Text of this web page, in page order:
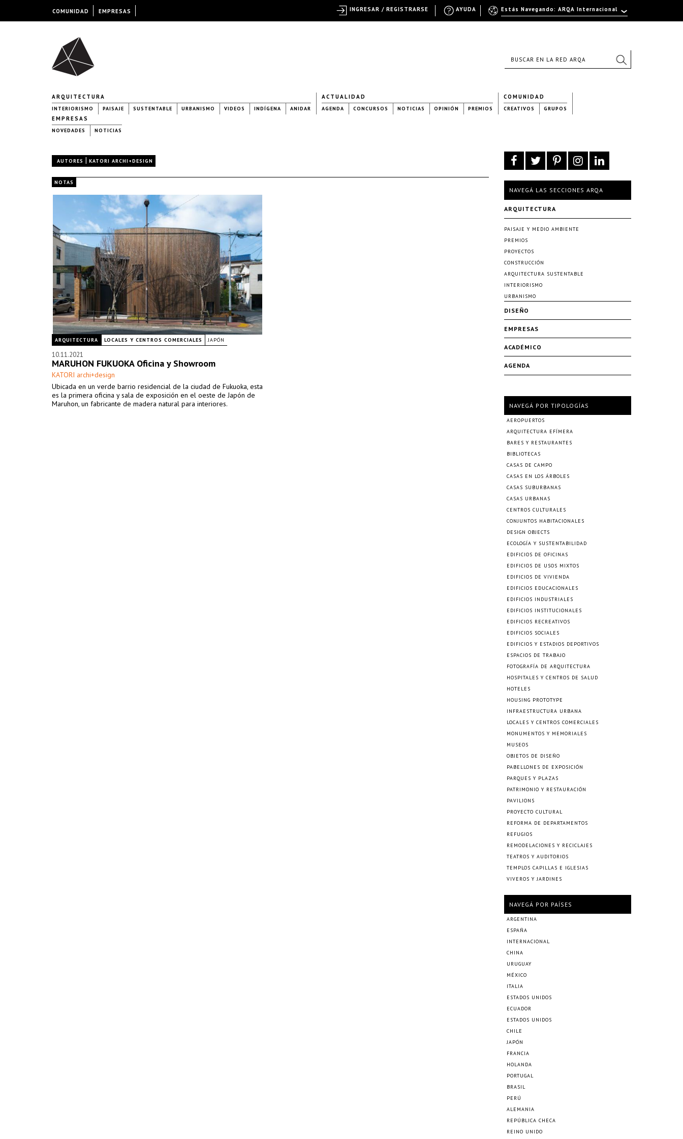
ARQUITECTURA
INTERIORISMO PAISAJE SUSTENTABLE URBANISMO VIDEOS INDÍGENA ANIDAR
ACTUALIDAD
AGENDA CONCURSOS NOTICIAS OPINIÓN PREMIOS
COMUNIDAD
CREATIVOS GRUPOS
EMPRESAS
NOVEDADES NOTICIAS
AUTORES | KATORI ARCHI+DESIGN
NOTAS
ARQUITECTURA LOCALES Y CENTROS COMERCIALES JAPÓN
10.11.2021
MARUHON FUKUOKA Oficina y Showroom
KATORI archi+design
Ubicada en un verde barrio residencial de la ciudad de Fukuoka, esta
es la primera oficina y sala de exposición en el oeste de Japón de
Maruhon, un fabricante de madera natural para interiores.
NAVEGÁ LAS SECCIONES ARQA
ARQUITECTURA
PAISAJE Y MEDIO AMBIENTE
PREMIOS
PROYECTOS
CONSTRUCCIÓN
ARQUITECTURA SUSTENTABLE
INTERIORISMO
URBANISMO
DISEÑO
EMPRESAS
ACADÉMICO
AGENDA
NAVEGÁ POR TIPOLOGÍAS
AEROPUERTOS
ARQUITECTURA EFÍMERA
BARES Y RESTAURANTES
BIBLIOTECAS
CASAS DE CAMPO
CASAS EN LOS ÁRBOLES
CASAS SUBURBANAS
CASAS URBANAS
CENTROS CULTURALES
CONJUNTOS HABITACIONALES
DESIGN OBJECTS
ECOLOGÍA Y SUSTENTABILIDAD
EDIFICIOS DE OFICINAS
EDIFICIOS DE USOS MIXTOS
EDIFICIOS DE VIVIENDA
EDIFICIOS EDUCACIONALES
EDIFICIOS INDUSTRIALES
EDIFICIOS INSTITUCIONALES
EDIFICIOS RECREATIVOS
EDIFICIOS SOCIALES
EDIFICIOS Y ESTADIOS DEPORTIVOS
ESPACIOS DE TRABAJO
FOTOGRAFÍA DE ARQUITECTURA
HOSPITALES Y CENTROS DE SALUD
HOTELES
HOUSING PROTOTYPE
INFRAESTRUCTURA URBANA
LOCALES Y CENTROS COMERCIALES
MONUMENTOS Y MEMORIALES
MUSEOS
OBJETOS DE DISEÑO
PABELLONES DE EXPOSICIÓN
PARQUES Y PLAZAS
PATRIMONIO Y RESTAURACIÓN
PAVILIONS
PROYECTO CULTURAL
REFORMA DE DEPARTAMENTOS
REFUGIOS
REMODELACIONES Y RECICLAJES
TEATROS Y AUDITORIOS
TEMPLOS CAPILLAS E IGLESIAS
VIVEROS Y JARDINES
NAVEGÁ POR PAÍSES
ARGENTINA
ESPAÑA
INTERNACIONAL
CHINA
URUGUAY
MÉXICO
ITALIA
ESTADOS UNIDOS
ECUADOR
ESTADOS UNIDOS
CHILE
JAPÓN
FRANCIA
HOLANDA
PORTUGAL
BRASIL
PERÚ
ALEMANIA
REPÚBLICA CHECA
REINO UNIDO
COMUNIDAD EMPRESAS Estás Navegando: ARQA Internacional
AYUDA
INGRESAR / REGISTRARSE